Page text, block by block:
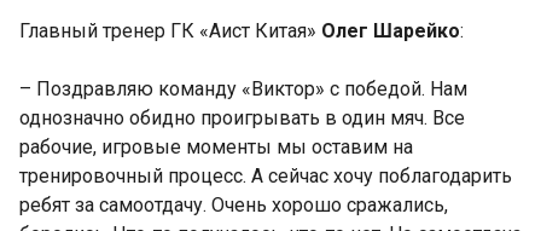
Главный тренер ГК «Аист Китая» Олег Шарейко:
– Поздравляю команду «Виктор» с победой. Нам
однозначно обидно проигрывать в один мяч. Все
рабочие, игровые моменты мы оставим на
тренировочный процесс. А сейчас хочу поблагодарить
ребят за самоотдачу. Очень хорошо сражались,